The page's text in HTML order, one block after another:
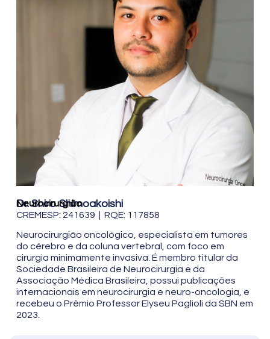
Dr. Shiro Shimoakoishi
Neurocirurgião
CREMESP: 241639 | RQE: 117858
Neurocirurgião oncológico, especialista em tumores
do cérebro e da coluna vertebral, com foco em
cirurgia minimamente invasiva. É membro titular da
Sociedade Brasileira de Neurocirurgia e da
Associação Médica Brasileira, possui publicações
internacionais em neurocirurgia e neuro-oncologia, e
recebeu o Prêmio Professor Elyseu Paglioli da SBN em
2023.